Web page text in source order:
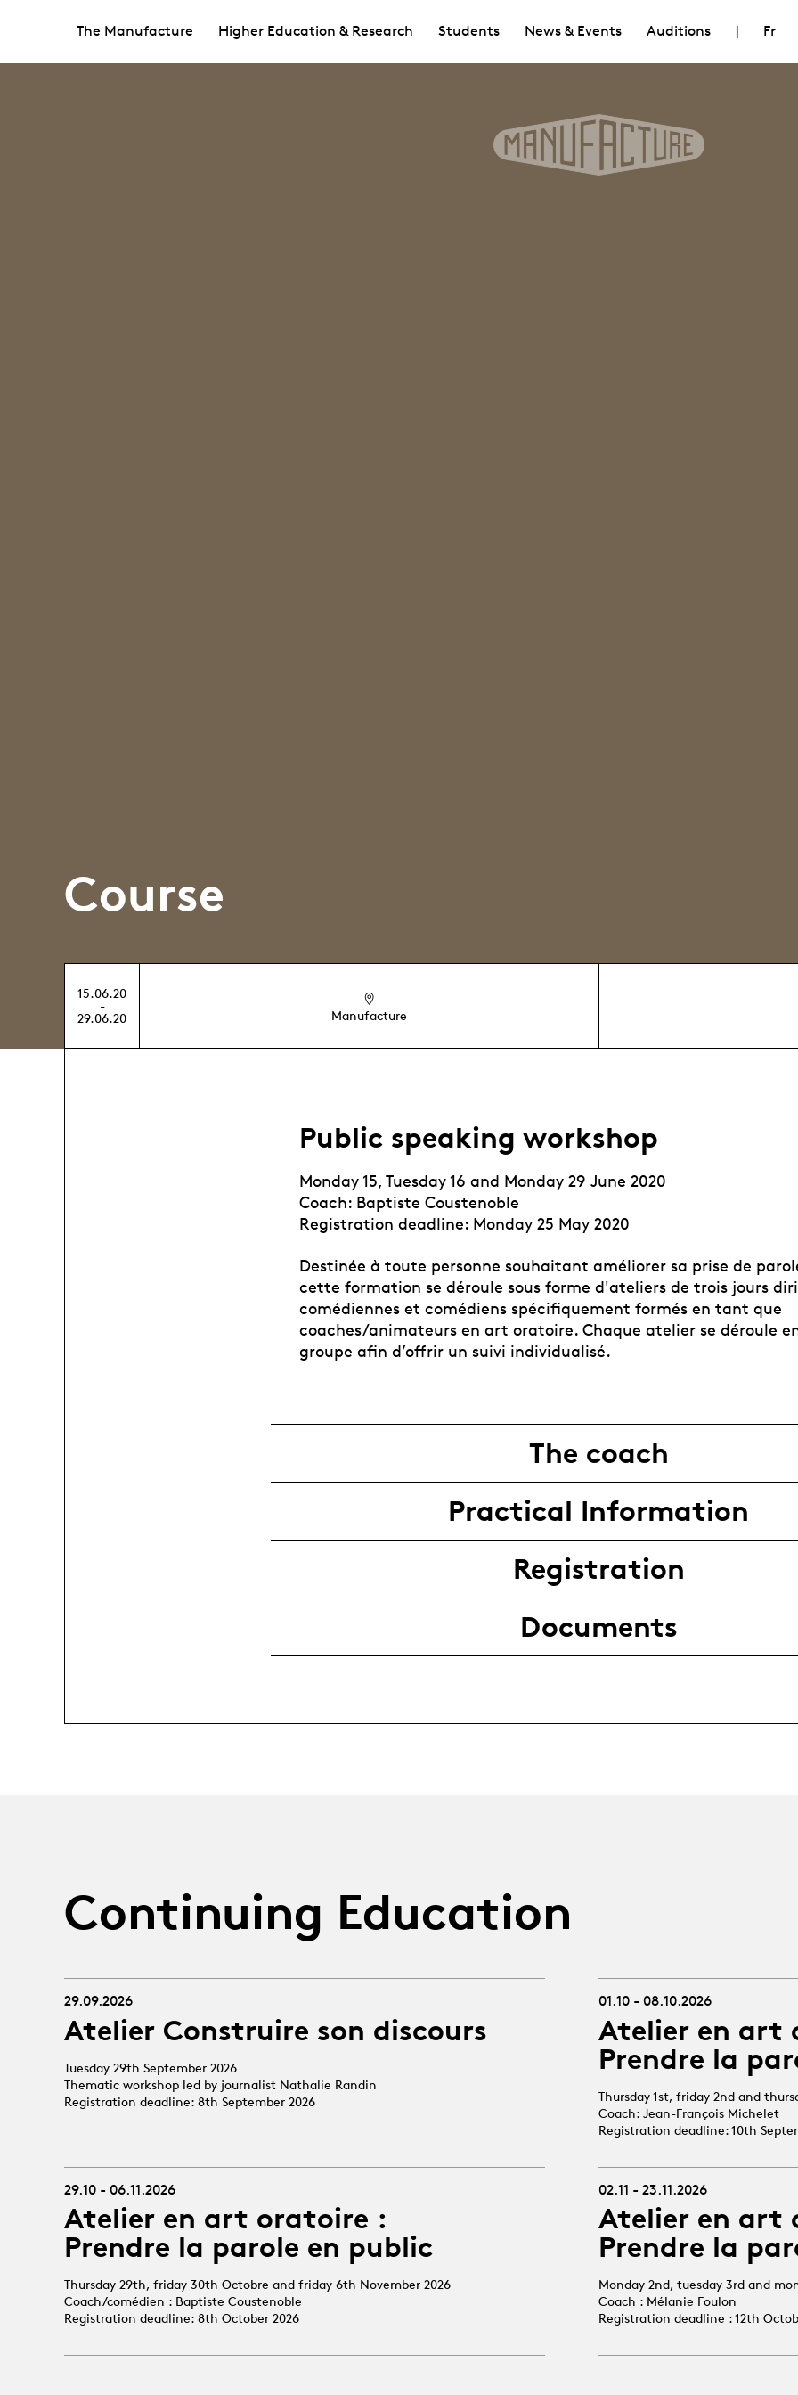
The Manufacture Higher Education & Research Students News & Events Auditions | Fr
Course
15.06.20
-
29.06.20
Manufacture
Public speaking workshop
Monday 15, Tuesday 16 and Monday 29 June 2020
Coach: Baptiste Coustenoble
Registration deadline: Monday 25 May 2020
Destinée à toute personne souhaitant améliorer sa prise de
cette formation se déroule sous forme d'ateliers de trois jours
comédiennes et comédiens spécifiquement formés en tant que
coaches/animateurs en art oratoire. Chaque atelier se déroule
groupe afin d’offrir un suivi individualisé.
The coach
Practical Information
Registration
Documents
Continuing Education
29.09.2026
Atelier Construire son discours
Tuesday 29th September 2026
Thematic workshop led by journalist Nathalie Randin
Registration deadline: 8th September 2026
01.10 - 08.10.2026
Atelier en art
Prendre la
Thursday 1st, friday 2nd and
Coach: Jean-François Michelet
Registration deadline: 10th
29.10 - 06.11.2026
Atelier en art oratoire :
Prendre la parole en public
Thursday 29th, friday 30th Octobre and friday 6th November 2026
Coach/comédien : Baptiste Coustenoble
Registration deadline: 8th October 2026
02.11 - 23.11.2026
Atelier en art
Prendre la
Monday 2nd, tuesday 3rd and
Coach : Mélanie Foulon
Registration deadline : 12th